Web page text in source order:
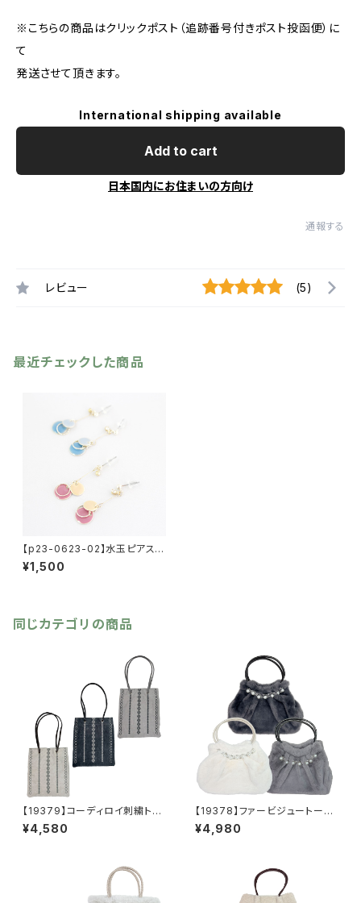
※こちらの商品はクリックポスト（追跡番号付きポスト投函便）に
て
発送させて頂きます。
International shipping available
Add to cart
日本国内にお住まいの方向け
通報する
レビュー (5)
最近チェックした商品
【p23-0623-02】水玉ピアス
【送料無料】水玉 丸 ラウン
ド サークル エポ ピアス
¥1,500
同じカテゴリの商品
【19379】コーディロイ刺繍トー
トバッグ【送料無料】秋冬バッ
グ 新作
¥4,580
【19378】ファービジュートート
【送料無料】秋冬バッグ 新作
¥4,980